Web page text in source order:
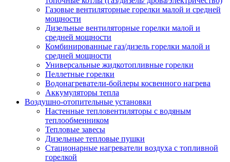
Газовые вентиляторные горелки малой и средней
мощности
Дизельные вентиляторные горелки малой и
средней мощности
Комбинированные газ/дизель горелки малой и
средней мощности
Универсальные жидкотопливные горелки
Пеллетные горелки
Водонагреватели-бойлеры косвенного нагрева
Аккумуляторы тепла
Воздушно-отопительные установки
Настенные тепловентиляторы с водяным
теплообменником
Тепловые завесы
Дизельные тепловые пушки
Стационарные нагреватели воздуха с топливной
горелкой